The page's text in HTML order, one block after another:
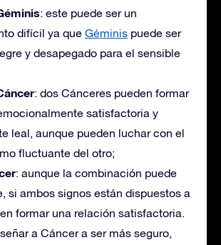
: este puede ser un
difícil ya que Géminis puede ser
y desapegado para el sensible
: dos Cánceres pueden formar
satisfactoria y
leal, aunque pueden luchar con el
fluctuante del otro;
: aunque la combinación puede
si ambos signos están dispuestos a
formar una relación satisfactoria.
a Cáncer a ser más seguro,